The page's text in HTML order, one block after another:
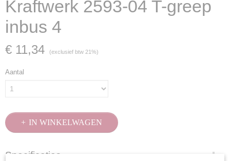
Kraftwerk 2593-04 T-greep
inbus 4
€ 11,34 (exclusief btw 21%)
Aantal
IN WINKELWAGEN
Specificaties